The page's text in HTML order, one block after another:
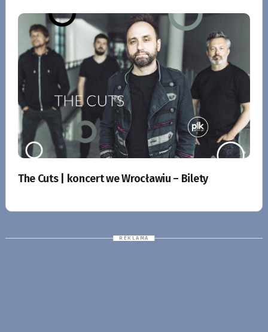
The Cuts | koncert we Wrocławiu – Bilety